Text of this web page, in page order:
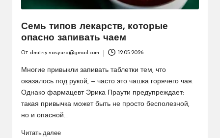
Семь типов лекарств, которые
опасно запивать чаем
от
От dmitriy.vasyura@gmail.com 12.05.2026
Многие привыкли запивать таблетки тем, что
оказалось под рукой, — часто это чашка горячего чая.
Однако фармацевт Эрика Праути предупреждает:
такая привычка может быть не просто бесполезной,
но и опасной.…
Читать далее